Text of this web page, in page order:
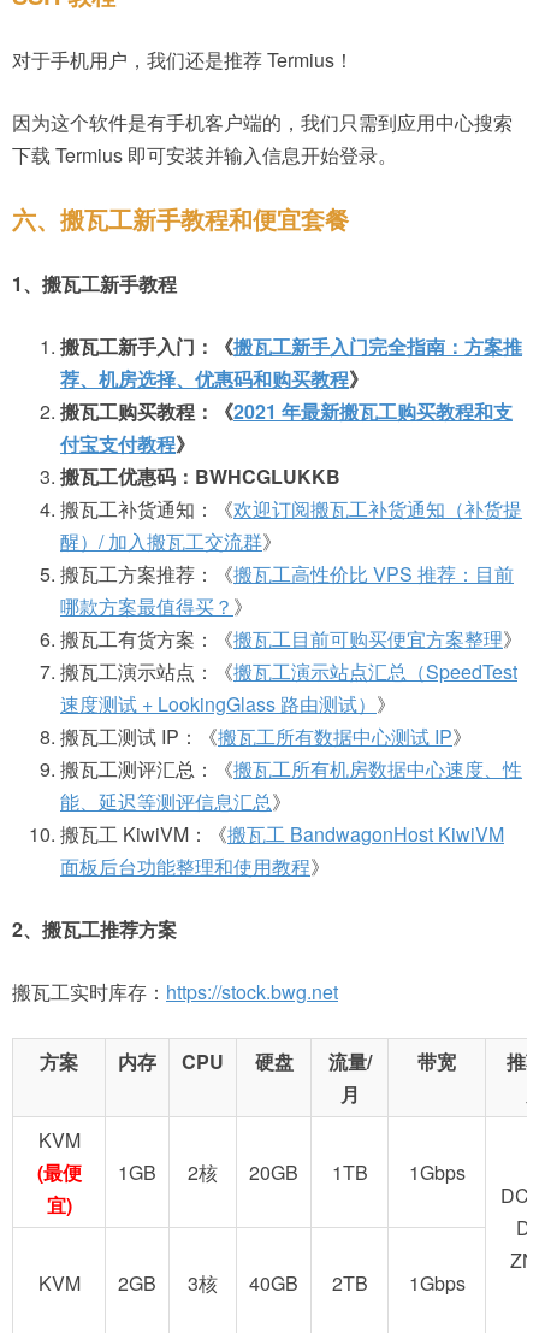
对于手机用户，我们还是推荐 Termius！
因为这个软件是有手机客户端的，我们只需到应用中心搜索
下载 Termius 即可安装并输入信息开始登录。
六、搬瓦工新手教程和便宜套餐
1、搬瓦工新手教程
搬瓦工新手入门：《搬瓦工新手入门完全指南：方案推
荐、机房选择、优惠码和购买教程》
搬瓦工购买教程：《2021 年最新搬瓦工购买教程和支
付宝支付教程》
搬瓦工优惠码：BWHCGLUKKB
搬瓦工补货通知：《欢迎订阅搬瓦工补货通知（补货提
醒）/ 加入搬瓦工交流群》
搬瓦工方案推荐：《搬瓦工高性价比 VPS 推荐：目前
哪款方案最值得买？ 》
搬瓦工有货方案：《搬瓦工目前可购买便宜方案整理》
搬瓦工演示站点：《搬瓦工演示站点汇总（SpeedTest
速度测试 + LookingGlass 路由测试） 》
搬瓦工测试 IP：《搬瓦工所有数据中心测试 IP》
搬瓦工测评汇总：《搬瓦工所有机房数据中心速度、性
能、延迟等测评信息汇总》
搬瓦工 KiwiVM：《搬瓦工 BandwagonHost KiwiVM
面板后台功能整理和使用教程》
2、搬瓦工推荐方案
搬瓦工实时库存： https://stock.bwg.net
方案 内存 CPU 硬盘
流量/
月
带宽
推
KVM
(最便
宜)
1GB 2核 20GB 1TB
1Gbps
KVM
2GB 3核 40GB 2TB 1Gbps